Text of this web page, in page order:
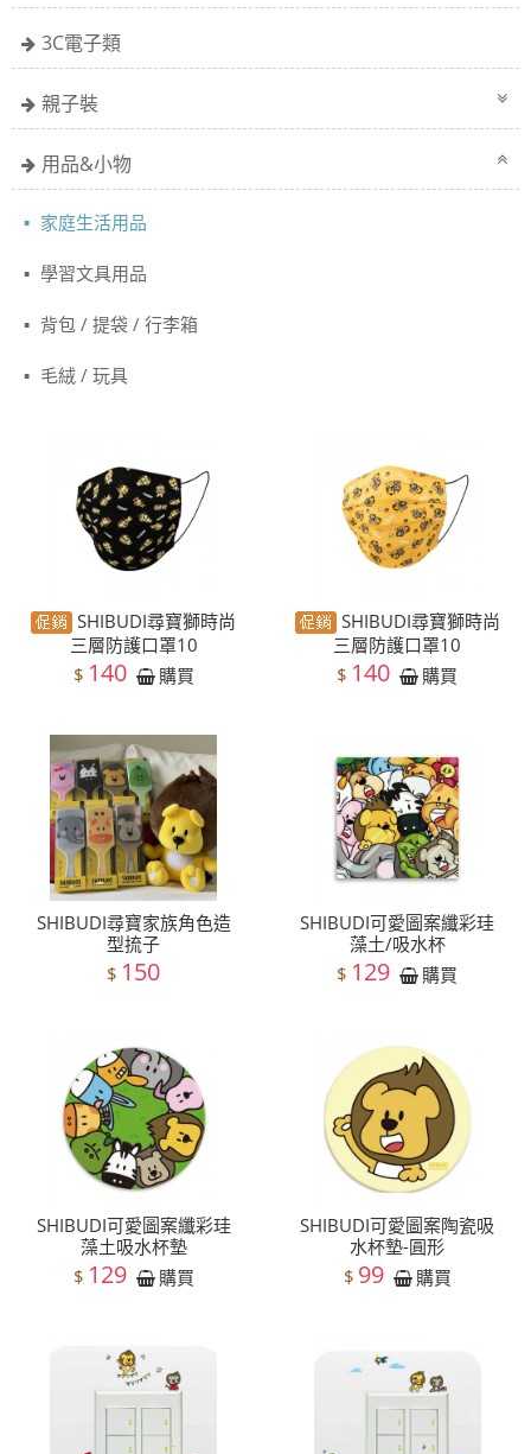
3C電子類
親子裝
用品&小物
家庭生活用品
學習文具用品
背包 / 提袋 / 行李箱
毛絨 / 玩具
SHIBUDI尋寶獅時尚
三層防護口罩10
$ 140 購買
SHIBUDI尋寶獅時尚
三層防護口罩10
$ 140 購買
SHIBUDI尋寶家族角色造
型㧧子
$ 150
SHIBUDI可愛圖案纖彩珪
藻土/吸水杯
$ 129 購買
SHIBUDI可愛圖案纖彩珪
藻土吸水杯墊
$ 129 購買
SHIBUDI可愛圖案陶瓷吸
水杯墊-圓形
$ 99 購買